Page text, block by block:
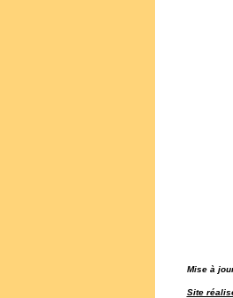
Mise à
Site